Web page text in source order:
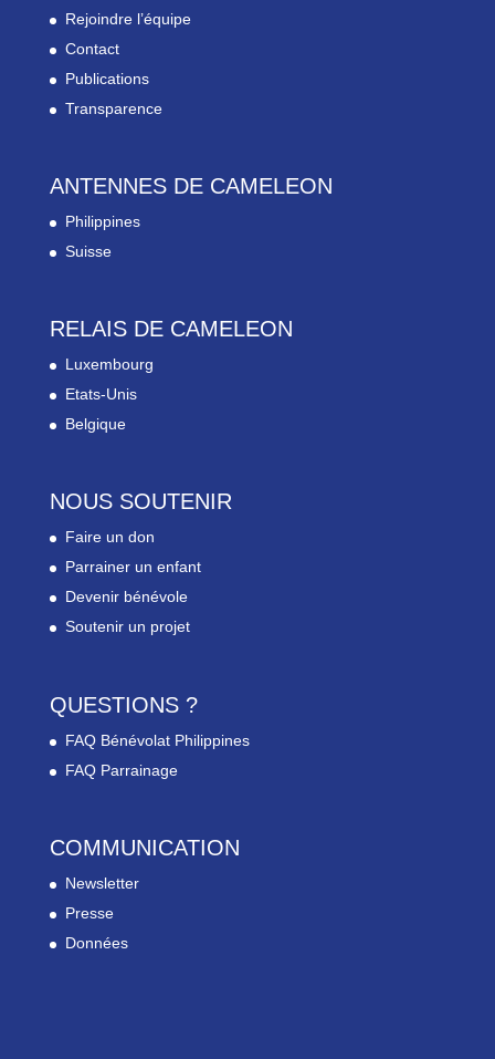
Rejoindre l’équipe
Contact
Publications
Transparence
ANTENNES DE CAMELEON
Philippines
Suisse
RELAIS DE CAMELEON
Luxembourg
Etats-Unis
Belgique
NOUS SOUTENIR
Faire un don
Parrainer un enfant
Devenir bénévole
Soutenir un projet
QUESTIONS ?
FAQ Bénévolat Philippines
FAQ Parrainage
COMMUNICATION
Newsletter
Presse
Données